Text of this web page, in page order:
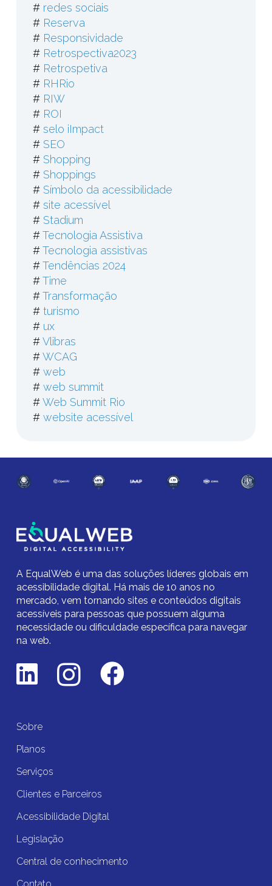
# redes sociais
# Reserva
# Responsividade
# Retrospectiva2023
# Retrospetiva
# RHRio
# RIW
# ROI
# selo iImpact
# SEO
# Shopping
# Shoppings
# Símbolo da acessibilidade
# site acessível
# Stadium
#Tecnologia Assistiva
#Tecnologia assistivas
#Tendências 2024
#Time
#Transformação
# turismo
# ux
#Vlibras
#WCAG
# web
# web summit
#Web Summit Rio
# website acessível
A EqualWeb é uma das soluções líderes globais em
acessibilidade digital. Há mais de 10 anos no
mercado, vem tornando sites e conteúdos digitais
acessíveis para pessoas que possuem alguma
necessidade ou dificuldade específica para navegar
na web.
Sobre
Planos
Serviços
Clientes e Parceiros
Acessibilidade Digital
Legislação
Central de conhecimento